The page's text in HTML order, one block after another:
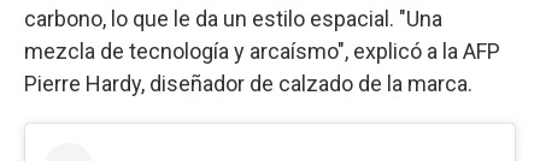
carbono, lo que le da un estilo espacial. "Una
mezcla de tecnología y arcaísmo", explicó a la AFP
Pierre Hardy, diseñador de calzado de la marca.